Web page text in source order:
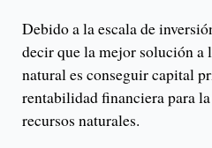
Debido a la escala de
decir que la mejor solución a
natural es conseguir capital
rentabilidad financiera para
recursos naturales.